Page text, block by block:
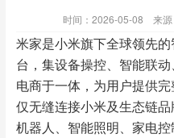
时间：2026-05-08 来
米家是小米旗下全球领先
台，集设备操控、智能联
电商于一体，为用户提供
仅无缝连接小米及生态链
机器人、智能照明、家电